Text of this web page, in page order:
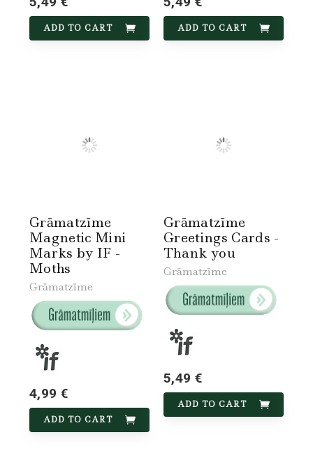
ADD TO CART ADD TO CART
Grāmatzīme
Magnetic Mini
Marks by IF -
Moths
Grāmatzīme
4,99 €
ADD TO CART
Grāmatzīme
Greetings Cards -
Thank you
Grāmatzīme
5,49 €
ADD TO CART